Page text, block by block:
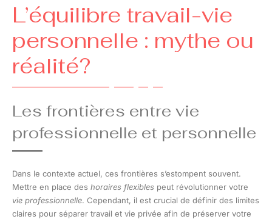
L’équilibre travail-vie
personnelle : mythe ou
réalité?
Les frontières entre vie
professionnelle et personnelle
Dans le contexte actuel, ces frontières s’estompent souvent.
Mettre en place des horaires flexibles peut révolutionner votre
vie professionnelle. Cependant, il est crucial de définir des limites
claires pour séparer travail et vie privée afin de préserver votre